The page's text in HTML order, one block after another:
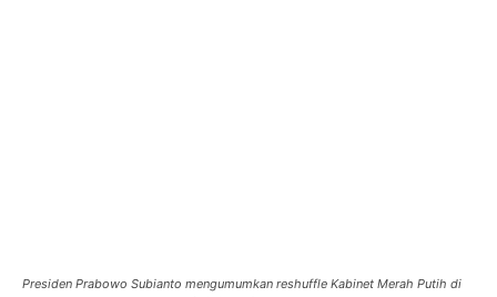
Presiden Prabowo Subianto mengumumkan reshuffle Kabinet Merah Putih di